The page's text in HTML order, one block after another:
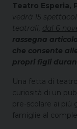
Teatro Esperia,
vedrà 15
teatrali, dal 6
rassegna
che consente
propri figli
Una fetta di
curiosità di un
pre-scolare ai più
famiglie al